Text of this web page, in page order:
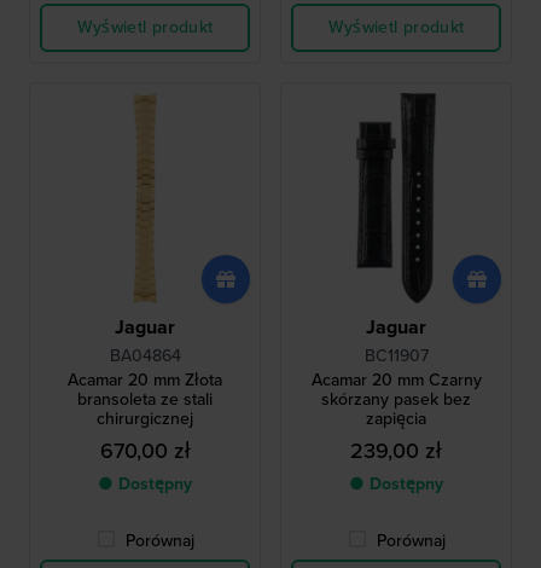
Wyświetl produkt
Wyświetl produkt
Jaguar
BA04864
Acamar 20 mm Złota
bransoleta ze stali
chirurgicznej
670,00 zł
● Dostępny
Porównaj
Jaguar
BC11907
Acamar 20 mm Czarny
skórzany pasek bez
zapięcia
239,00 zł
● Dostępny
Porównaj